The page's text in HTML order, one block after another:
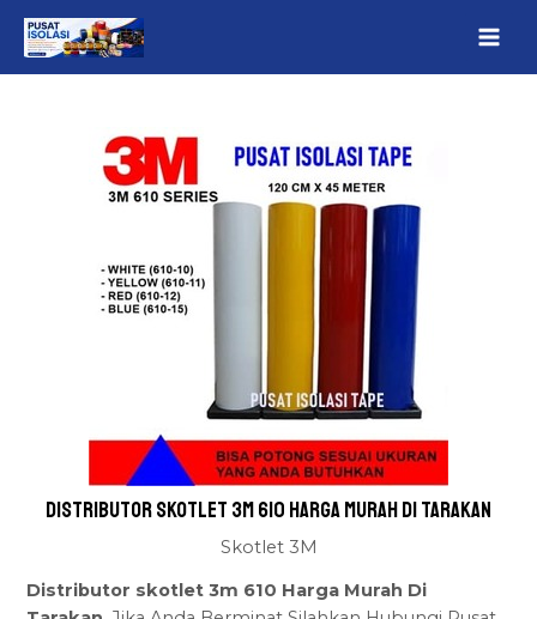
Distributor skotlet 3m 610 Harga Murah Di Tarakan
Skotlet 3M
Distributor skotlet 3m 610 Harga Murah Di
navigation